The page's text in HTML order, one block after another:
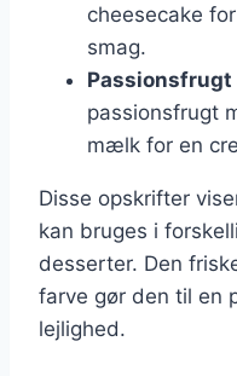
cheesecake
smag.
Passionsfrugt
passionsfrugt
mælk for en
Disse opskrifter
kan bruges i
desserter. Den
farve gør den til en
lejlighed.